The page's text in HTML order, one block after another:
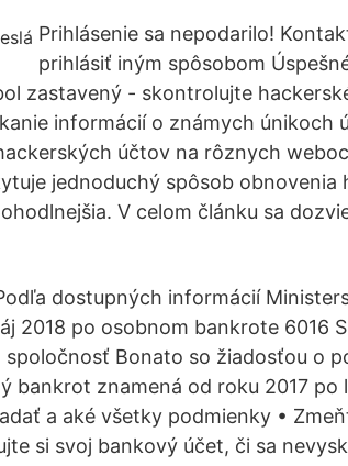
Prihlásenie sa nepodarilo!
prihlásiť iným spôsobom
zastavený - skontrolujte
informácií o známych únikoch
účtov na rôznych
jednoduchý spôsob obnovenia
V celom článku sa
dostupných informácií
2018 po osobnom bankrote 6016
Bonato so žiadosťou o
bankrot znamená od roku 2017
a aké všetky podmienky •
si svoj bankový účet, či sa